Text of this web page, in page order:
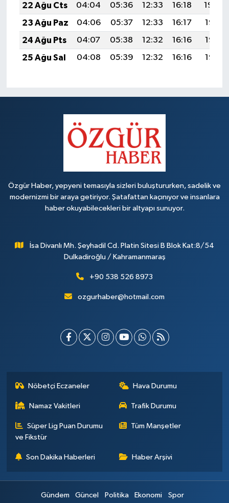
22 Ağu Cts
04:04 05:36 12:33 16:18
19:20
23 Ağu Paz
04:06 05:37 12:33 16:17
19:18
24 Ağu Pts
04:07 05:38 12:32 16:16
19:17
25 Ağu Sal
04:08 05:39 12:32 16:16 19:15
Özgür Haber, yepyeni temasıyla sizleri buluştururken, sadelik ve
modernizmi bir araya getiriyor. Şatafattan kaçınıyor ve insanlara
haber okuyabilecekleri bir altyapı sunuyor.
İsa Divanlı Mh. Şeyhadil Cd. Platin Sitesi B Blok Kat:8/54
Dulkadiroğlu / Kahramanmaraş
+90 538 526 8973
ozgurhaber@hotmail.com
Nöbetçi Eczaneler Hava Durumu
Namaz Vakitleri Trafik Durumu
Süper Lig Puan Durumu
ve Fikstür
Tüm Manşetler
Son Dakika Haberleri Haber Arşivi
Gündem Güncel Politika Ekonomi
Spor